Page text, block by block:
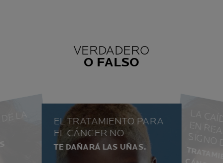
VERDADERO
O FALSO
EL TRATAMIENTO PARA
EL CÁNCER NO
TE DAÑARÁ LAS UÑAS.
FALSO